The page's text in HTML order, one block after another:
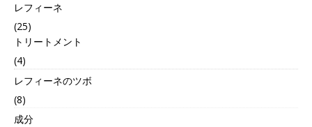
レフィーネ
(25)
トリートメント
(4)
レフィーネのツボ
(8)
成分